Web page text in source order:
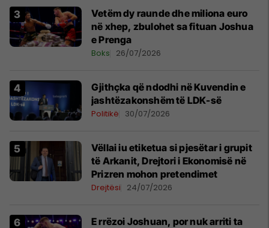
Vetëm dy raunde dhe miliona euro
në xhep, zbulohet sa fituan Joshua
e Prenga
Boks 26/07/2026
Gjithçka që ndodhi në Kuvendin e
jashtëzakonshëm të LDK-së
Politikë 30/07/2026
Vëllai iu etiketua si pjesëtar i grupit
të Arkanit, Drejtori i Ekonomisë në
Prizren mohon pretendimet
Drejtësi 24/07/2026
E rrëzoi Joshuan, por nuk arriti ta